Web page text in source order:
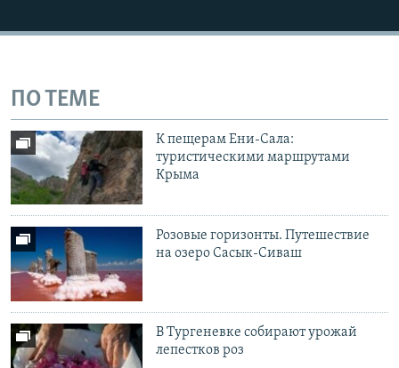
ПО ТЕМЕ
К пещерам Ени-Сала:
туристическими маршрутами
Крыма
Розовые горизонты. Путешествие
на озеро Сасык-Сиваш
В Тургеневке собирают урожай
лепестков роз